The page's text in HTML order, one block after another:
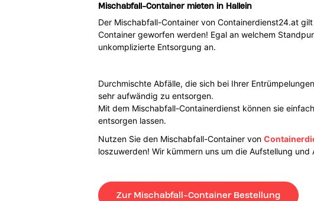
Mischabfall-Container mieten in Hallein
Der Mischabfall-Container von Containerdienst24.at
Container geworfen werden! Egal an welchem
unkomplizierte Entsorgung an.
Durchmischte Abfälle, die sich bei Ihrer
sehr aufwändig zu entsorgen.
Mit dem Mischabfall-Containerdienst können sie
entsorgen lassen.
Nutzen Sie den Mischabfall-Container von
loszuwerden! Wir kümmern uns um die Aufstellung
Zur Mischabfall-Container Bestellung